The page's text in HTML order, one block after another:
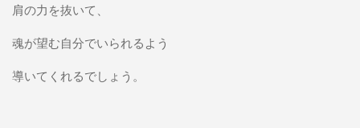
肩の力を抜いて、
魂が望む自分でいられるよう
導いてくれるでしょう。